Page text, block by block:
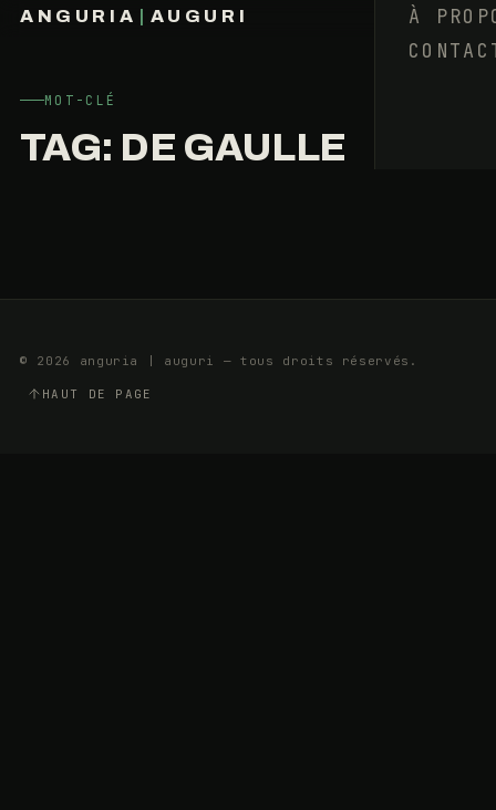
ANGURIA AUGURI
À
MOT-CLÉ
TAG: DE GAULLE
DE
ASSIMILÉE)
6
MAI
4
MIN
© 2026 anguria | auguri — tous droits réservés.
HAUT DE PAGE